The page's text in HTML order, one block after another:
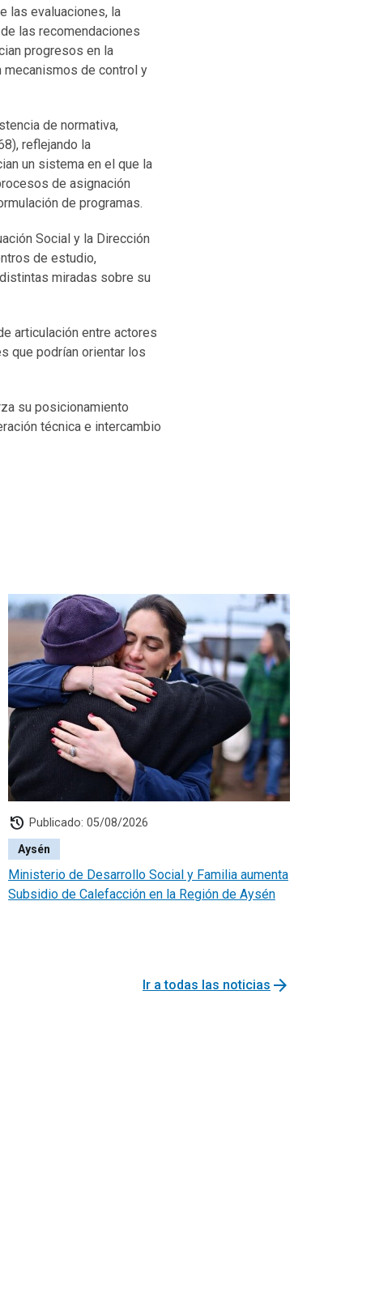
las evaluaciones, la
las recomendaciones
progresos en la
mecanismos de control y
de normativa,
reflejando la
un sistema en el que la
de asignación
de programas.
Social y la Dirección
de estudio,
miradas sobre su
articulación entre actores
que podrían orientar los
su posicionamiento
técnica e intercambio
history Publicado: 05/08/2026
Aysén
Ministerio de Desarrollo Social y Familia aumenta
Subsidio de Calefacción en la Región de Aysén
Ir a todas las noticias arrow_forward